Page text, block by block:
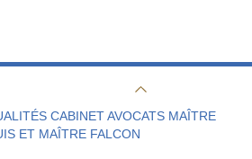
CABINET AVOCATS MAÎTRE
ET MAÎTRE FALCON